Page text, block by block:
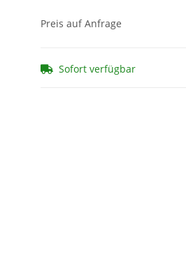
Preis auf Anfrage
Sofort verfügbar